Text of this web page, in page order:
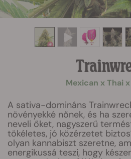
Mexican x Thai
A sativa-domináns
növényekké nőnek, és ha
neveli őket, nagyszerű
tökéletes, jó közérzetet
olyan kannabiszt szeretne,
energikussá teszi, hogy